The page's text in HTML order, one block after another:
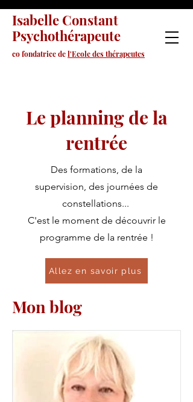
Isabelle Constant
Psychothérapeute
co fondatrice del'Ecole des thérapeutes
Le planning de la
rentrée
Des formations, de la
supervision, des journées de
constellations...
C'est le moment de découvrir le
programme de la rentrée !
Allez en savoir plus
Mon blog